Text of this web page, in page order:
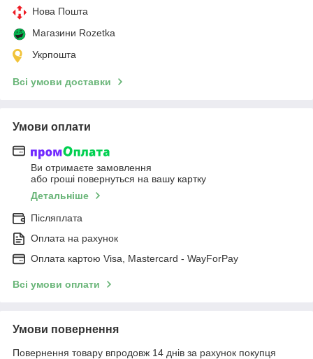
Нова Пошта
Магазини Rozetka
Укрпошта
Всі умови доставки
Умови оплати
Ви отримаєте замовлення
або гроші повернуться на вашу картку
Детальніше
Післяплата
Оплата на рахунок
Оплата картою Visa, Mastercard - WayForPay
Всі умови оплати
Умови повернення
Повернення товару впродовж 14 днів за рахунок покупця